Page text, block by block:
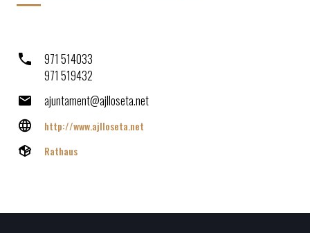
971 514033
971 519432
ajuntament@ajlloseta.net
http://www.ajlloseta.net
Rathaus